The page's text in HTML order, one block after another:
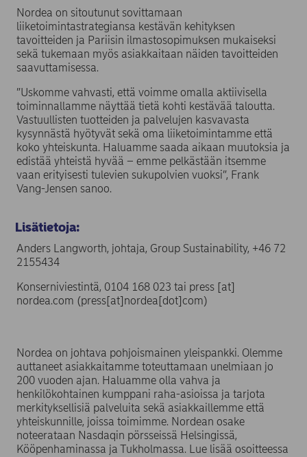
Nordea on sitoutunut sovittamaan
liiketoimintastrategiansa kestävän kehityksen
tavoitteiden ja Pariisin ilmastosopimuksen mukaiseksi
sekä tukemaan myös asiakkaitaan näiden tavoitteiden
saavuttamisessa.
”Uskomme vahvasti, että voimme omalla aktiivisella
toiminnallamme näyttää tietä kohti kestävää taloutta.
Vastuullisten tuotteiden ja palvelujen kasvavasta
kysynnästä hyötyvät sekä oma liiketoimintamme että
koko yhteiskunta. Haluamme saada aikaan muutoksia ja
edistää yhteistä hyvää – emme pelkästään itsemme
vaan erityisesti tulevien sukupolvien vuoksi”, Frank
Vang-Jensen sanoo.
Lisätietoja:
Anders Langworth, johtaja, Group Sustainability, +46 72
2155434
Konserniviestintä, 0104 168 023 tai press [at]
nordea.com (press[at]nordea[dot]com)
Nordea on johtava pohjoismainen yleispankki. Olemme
auttaneet asiakkaitamme toteuttamaan unelmiaan jo
200 vuoden ajan. Haluamme olla vahva ja
henkilökohtainen kumppani raha-asioissa ja tarjota
merkityksellisiä palveluita sekä asiakkaillemme että
yhteiskunnille, joissa toimimme. Nordean osake
noteerataan Nasdaqin pörsseissä Helsingissä,
Kööpenhaminassa ja Tukholmassa. Lue lisää osoitteessa